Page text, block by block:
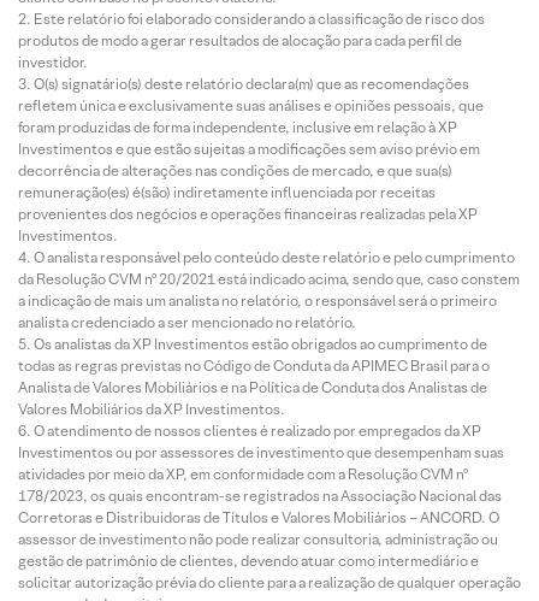
Este relatório foi elaborado considerando a classificação de risco dos
produtos de modo a gerar resultados de alocação para cada perfil de
investidor.
O(s) signatário(s) deste relatório declara(m) que as recomendações
refletem única e exclusivamente suas análises e opiniões pessoais, que
foram produzidas de forma independente, inclusive em relação à XP
Investimentos e que estão sujeitas a modificações sem aviso prévio em
decorrência de alterações nas condições de mercado, e que sua(s)
remuneração(es) é(são) indiretamente influenciada por receitas
provenientes dos negócios e operações financeiras realizadas pela XP
Investimentos.
O analista responsável pelo conteúdo deste relatório e pelo cumprimento
da Resolução CVM nº 20/2021 está indicado acima, sendo que, caso constem
a indicação de mais um analista no relatório, o responsável será o primeiro
analista credenciado a ser mencionado no relatório.
Os analistas da XP Investimentos estão obrigados ao cumprimento de
todas as regras previstas no Código de Conduta da APIMEC Brasil para o
Analista de Valores Mobiliários e na Política de Conduta dos Analistas de
Valores Mobiliários da XP Investimentos.
O atendimento de nossos clientes é realizado por empregados da XP
Investimentos ou por assessores de investimento que desempenham suas
atividades por meio da XP, em conformidade com a Resolução CVM nº
178/2023, os quais encontram-se registrados na Associação Nacional das
Corretoras e Distribuidoras de Títulos e Valores Mobiliários – ANCORD. O
assessor de investimento não pode realizar consultoria, administração ou
gestão de patrimônio de clientes, devendo atuar como intermediário e
solicitar autorização prévia do cliente para a realização de qualquer operação